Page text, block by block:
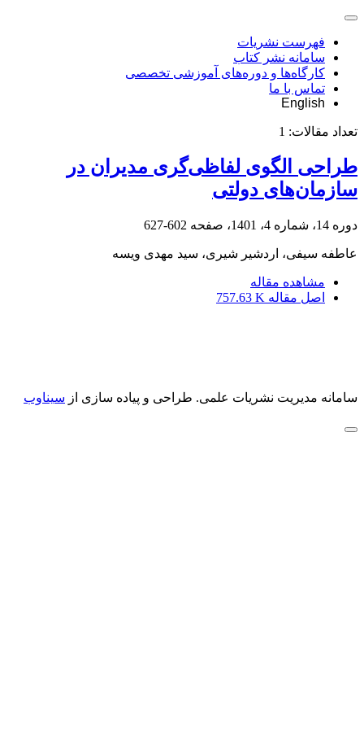
فهرست نشریات
سامانه نشر کتاب
کارگاه‌ها و دوره‌های آموزشی تخصصی
تماس با ما
English
تعداد مقالات: 1
طراحی الگوی لفاظی‌گری مدیران در
سازمان‌های دولتی
دوره 14، شماره 4، 1401، صفحه 602-627
عاطفه سیفی، اردشیر شیری، سید مهدی ویسه
مشاهده مقاله
اصل مقاله 757.63 K
سامانه مدیریت نشریات علمی. طراحی و پیاده سازی از سیناوب